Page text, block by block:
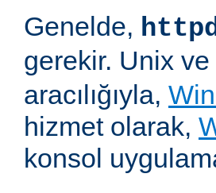
Genelde,
gerekir. Unix
aracılığıyla,
hizmet olarak,
konsol